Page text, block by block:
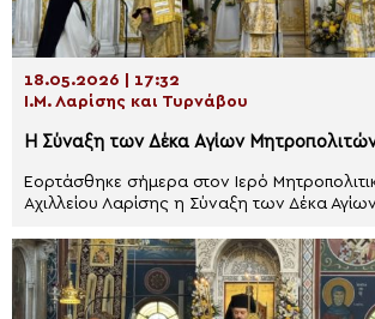
18.05.2026 | 17:32
Ι.Μ. Λαρίσης και Τυρνάβου
Η Σύναξη των Δέκα Αγίων
Εορτάσθηκε σήμερα στον Ιερό
Αχιλλείου Λαρίσης η Σύναξη των Δέκα